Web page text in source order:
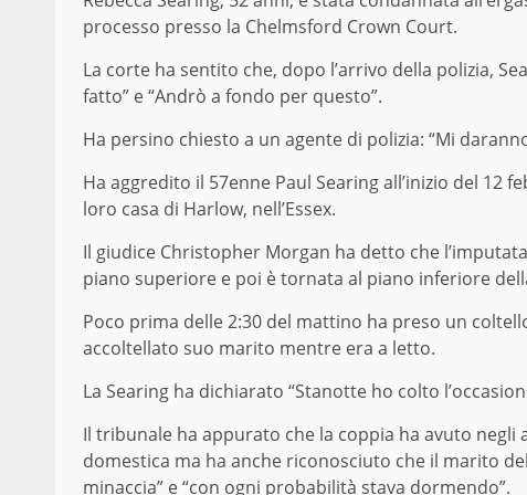
processo presso la Chelmsford Crown Court.
La corte ha sentito che, dopo l’arrivo della polizia,
fatto” e “Andrò a fondo per questo”.
Ha persino chiesto a un agente di polizia: “Mi
Ha aggredito il 57enne Paul Searing all’inizio del
loro casa di Harlow, nell’Essex.
Il giudice Christopher Morgan ha detto che
piano superiore e poi è tornata al piano inferiore
Poco prima delle 2:30 del mattino ha preso un
accoltellato suo marito mentre era a letto.
La Searing ha dichiarato “Stanotte ho colto
Il tribunale ha appurato che la coppia ha avuto
domestica ma ha anche riconosciuto che il marito
minaccia” e “con ogni probabilità stava dormendo”.